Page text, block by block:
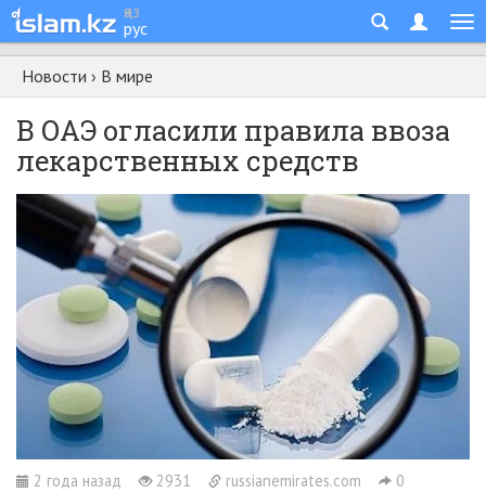
қаз
рус
Новости › В мире
В ОАЭ огласили правила ввоза
лекарственных средств
2 года назад 2931 russianemirates.com 0